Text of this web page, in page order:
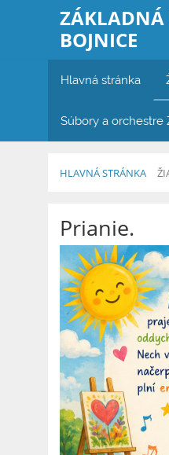
ZÁKLADNÁ
BOJNICE
Hlavná stránka
Súbory a orchestre
HLAVNÁ STRÁNKA
Novinky
Prianie.